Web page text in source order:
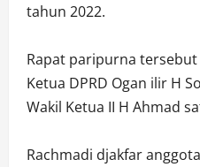
tahun 2022.
Rapat paripurna
Ketua DPRD Ogan ilir H
Wakil Ketua II H Ahmad
Rachmadi djakfar